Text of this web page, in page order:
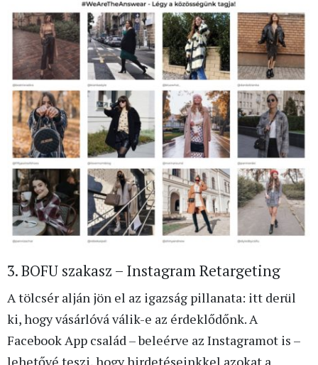
3. BOFU szakasz – Instagram Retargeting
A tölcsér alján jön el az igazság pillanata: itt derül
ki, hogy vásárlóvá válik-e az érdeklődőnk. A
Facebook App család – beleérve az Instagramot is –